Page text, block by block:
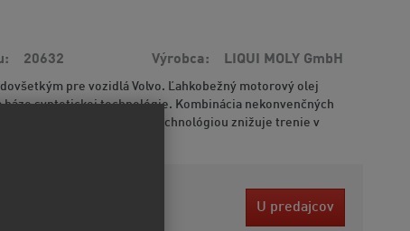
20632 Výrobca LIQUI MOLY GmbH
pre vozidlá Volvo. Ľahkobežný motorový olej
báze syntetickej technológie. Kombinácia nekonvenčných
s modernou aditívnou technológiou znižuje trenie v
U predajcov